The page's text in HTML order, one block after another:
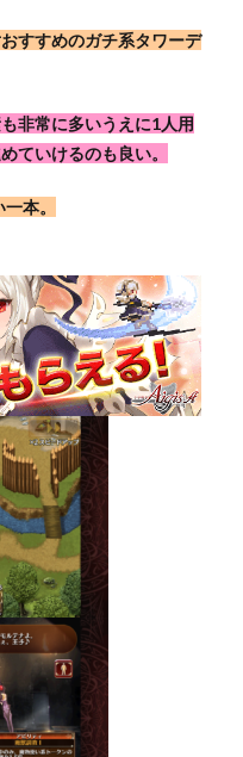
すすめのガチ系タワーデ
非常に多いうえに1人用
ていけるのも良い。
本。